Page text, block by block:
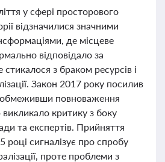
у сфері просторового
відзначилися значними
де місцеве
відповідало за
стикалося з браком ресурсів і
Закон 2017 року посилив
повноваження
викликало критику з боку
та експертів. Прийняття
році сигналізує про спробу
проте проблеми з